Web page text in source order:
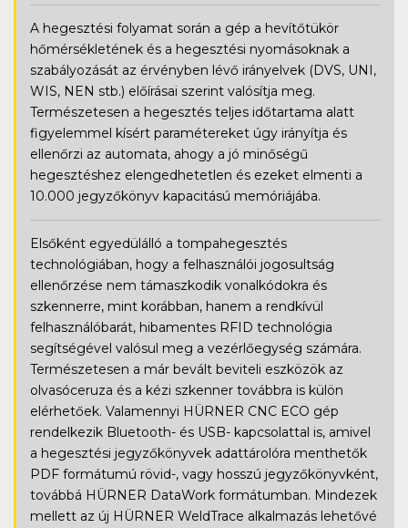
A hegesztési folyamat során a gép a hevítőtükör
hőmérsékletének és a hegesztési nyomásoknak a
szabályozását az érvényben lévő irányelvek (DVS, UNI,
WIS, NEN stb.) előírásai szerint valósítja meg.
Természetesen a hegesztés teljes időtartama alatt
figyelemmel kísért paramétereket úgy irányítja és
ellenőrzi az automata, ahogy a jó minőségű
hegesztéshez elengedhetetlen és ezeket elmenti a
10.000 jegyzőkönyv kapacitású memóriájába.
Elsőként egyedülálló a tompahegesztés
technológiában, hogy a felhasználói jogosultság
ellenőrzése nem támaszkodik vonalkódokra és
szkennerre, mint korábban, hanem a rendkívül
felhasználóbarát, hibamentes RFID technológia
segítségével valósul meg a vezérlőegység számára.
Természetesen a már bevált beviteli eszközök az
olvasóceruza és a kézi szkenner továbbra is külön
elérhetőek. Valamennyi HÜRNER CNC ECO gép
rendelkezik Bluetooth- és USB- kapcsolattal is, amivel
a hegesztési jegyzőkönyvek adattárolóra menthetők
PDF formátumú rövid-, vagy hosszú jegyzőkönyvként,
továbbá HÜRNER DataWork formátumban. Mindezek
mellett az új HÜRNER WeldTrace alkalmazás lehetővé